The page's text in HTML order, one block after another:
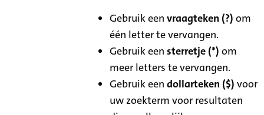
Gebruik eenvraagteken (?) om
één letter te vervangen.
Gebruik eensterretje (*) om
meer letters te vervangen.
Gebruik eendollarteken ($) voor
uw zoekterm voor resultaten